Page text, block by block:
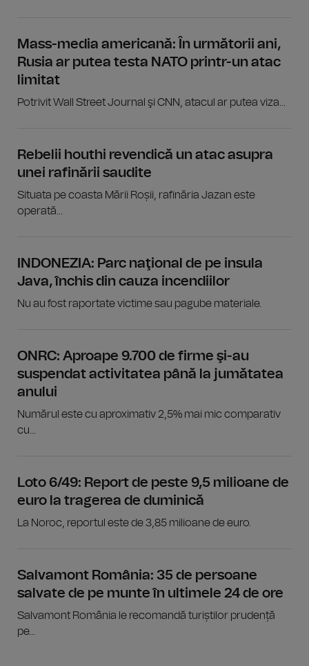
Mass-media americană: În următorii ani,
Rusia ar putea testa NATO printr-un atac
limitat
Potrivit Wall Street Journal şi CNN, atacul ar putea viza...
Rebelii houthi revendică un atac asupra
unei rafinării saudite
Situata pe coasta Mării Roșii, rafinăria Jazan este
operată...
INDONEZIA: Parc naţional de pe insula
Java, închis din cauza incendiilor
Nu au fost raportate victime sau pagube materiale.
ONRC: Aproape 9.700 de firme şi-au
suspendat activitatea până la jumătatea
anului
Numărul este cu aproximativ 2,5% mai mic comparativ
cu...
Loto 6/49: Report de peste 9,5 milioane de
euro la tragerea de duminică
La Noroc, reportul este de 3,85 milioane de euro.
Salvamont România: 35 de persoane
salvate de pe munte în ultimele 24 de ore
Salvamont România le recomandă turiștilor prudență
pe...